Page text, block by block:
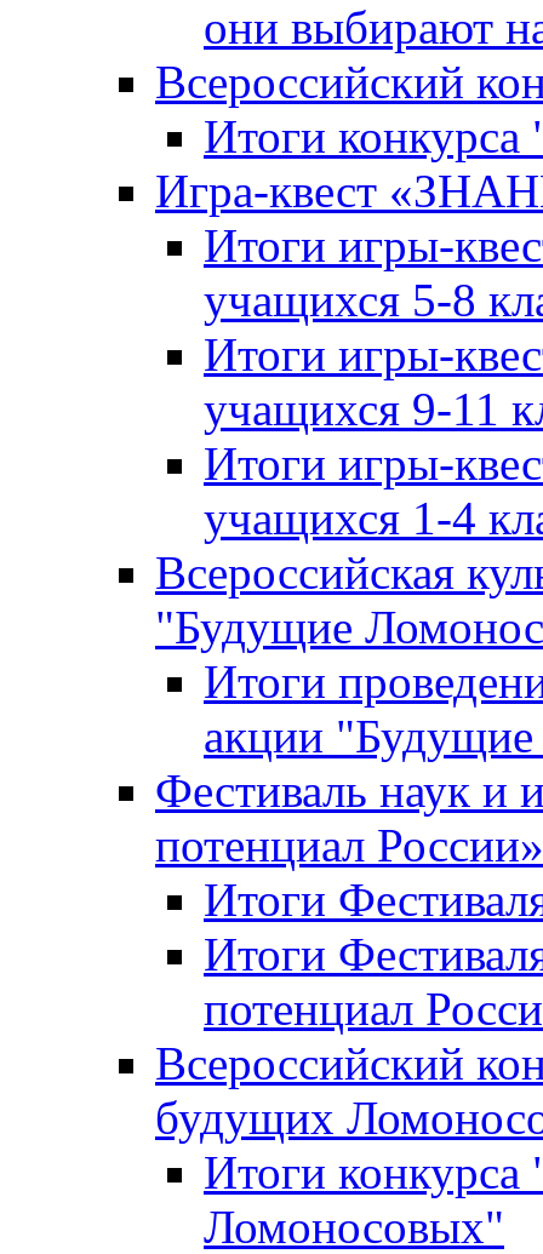
они выбирают
Всероссийский
Итоги
Игра-квест
Итоги игры-
учащихся 5-8
Итоги игры-
учащихся 9-11
Итоги игры-
учащихся 1-4
Всероссийская
"Будущие
Итоги
акции
Фестиваль наук и
потенциал России»
Итоги
Итоги
потенциал
Всероссийский
будущих
Итоги
Ломоносовых"